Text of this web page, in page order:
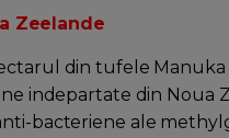
Zeelande
din tufele
indepartate din
bacteriene ale